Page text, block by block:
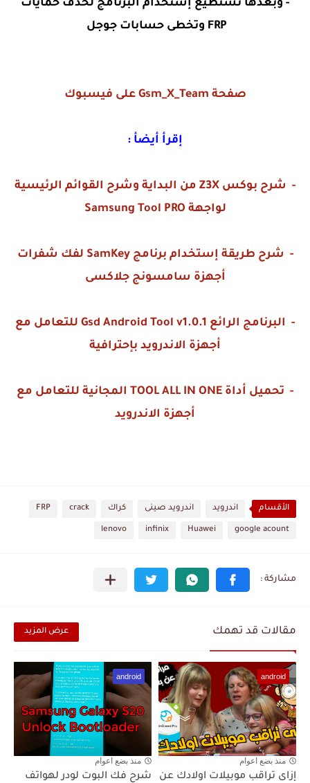
- وبعدها تستطيع إستخدام البرنامج لحذف حمايات
FRP وتخطى حسابات جوجل
صفحة Gsm_X_Team على فيسبوك
إقرأ أيضأ :
- شرح بوكس Z3X من البداية وشرح القوائم الرئيسية
لواجهة Samsung Tool PRO
- شرح طريقة إستخدام برنامج SamKey لفك شفرات
أجهزة سامسونج جلاكسى
- البرنامج الرائع Gsd Android Tool v1.0.1 للتعامل مع
أجهزة الاندرويد بإحترافية
- تحميل أداة TOOL ALL IN ONE المجانية للتعامل مع
أجهزة الاندرويد
الأقسام اندرويد اندرويد صينى كراك crack
FRP
google acount
Huawei
infinix
lenovo
مقالات قد تهمك عرض المزيد
android
منذ بضع اعوام
إزاى تراقب موبيلات اولادك عن
android
منذ بضع اعوام
شرح فك البوت لودر لهواتف